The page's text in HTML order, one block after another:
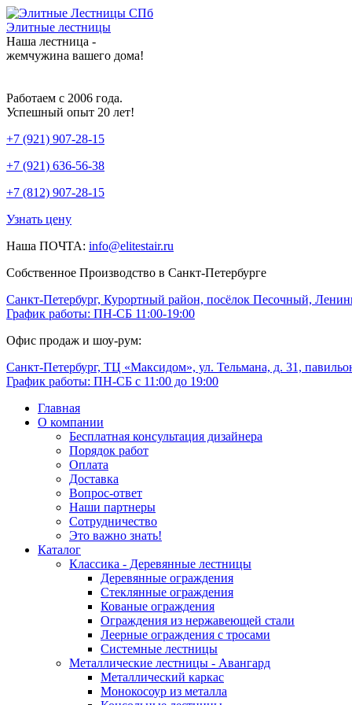
Элитные лестницы
Наша лестница -
жемчужина вашего дома!
Работаем с 2006 года.
Успешный опыт 20 лет!
+7 (921) 907-28-15
+7 (921) 636-56-38
+7 (812) 907-28-15
Узнать цену
Наша ПОЧТА: info@elitestair.ru
Собственное Производство в Санкт-Петербурге
Санкт-Петербург, Курортный район, посёлок Песочный,
График работы: ПН-СБ 11:00-19:00
Офис продаж и шоу-рум:
Санкт-Петербург, ТЦ «Максидом», ул. Тельмана, д. 31,
График работы: ПН-СБ с 11:00 до 19:00
Главная
О компании
Бесплатная консультация дизайнера
Порядок работ
Оплата
Доставка
Вопрос-ответ
Наши партнеры
Сотрудничество
Это важно знать!
Каталог
Классика - Деревянные лестницы
Деревянные ограждения
Стеклянные ограждения
Кованые ограждения
Ограждения из нержавеющей стали
Леерные ограждения с тросами
Системные лестницы
Металлические лестницы - Авангард
Металлический каркас
Монокосоур из металла